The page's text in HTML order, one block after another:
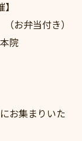
お弁当付き）
院
お集まりいた